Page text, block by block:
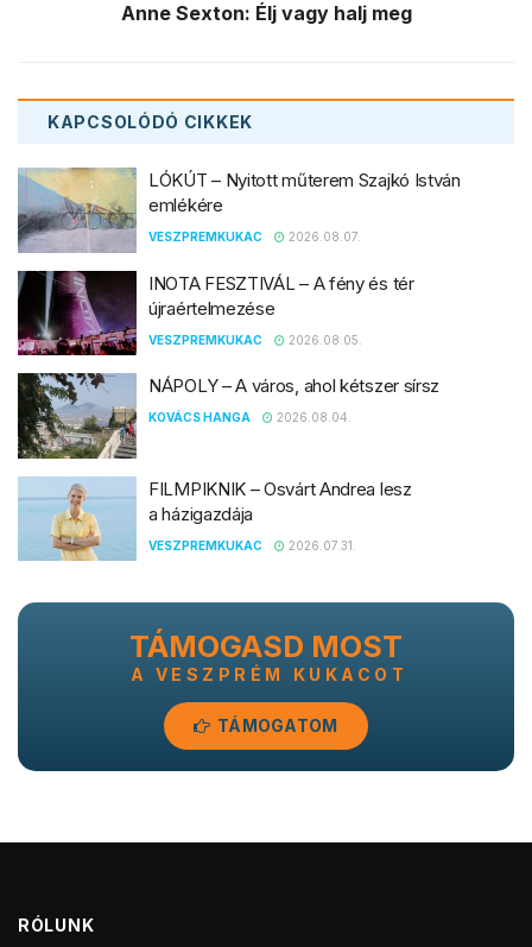
Anne Sexton: Élj vagy halj meg
KAPCSOLÓDÓ CIKKEK
LÓKÚT – Nyitott műterem Szajkó István
emlékére
VESZPREMKUKAC 2026.08.07.
INOTA FESZTIVÁL – A fény és tér
újraértelmezése
VESZPREMKUKAC 2026.08.05.
NÁPOLY – A város, ahol kétszer sírsz
KOVÁCS HANGA 2026.08.04.
FILMPIKNIK – Osvárt Andrea lesz
a házigazdája
VESZPREMKUKAC 2026.07.31.
TÁMOGASD MOST
A VESZPRÉM KUKACOT
TÁMOGATOM
RÓLUNK